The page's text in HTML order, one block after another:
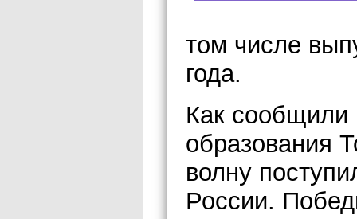
том числе
года.
Как
образования
волну
России.